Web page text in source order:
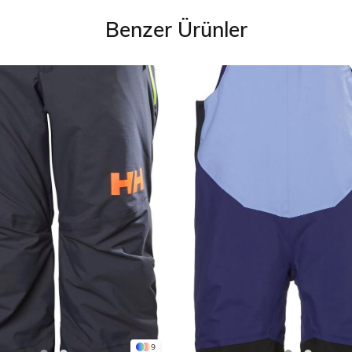
Benzer Ürünler
9